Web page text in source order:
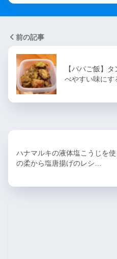
前の記事
【パパご飯】
べやすい味にす
ハナマルキの液体塩こうじを
の柔から塩唐揚げのレシ…